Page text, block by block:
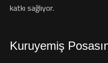
katkı sağlıyor.
Kuruyemiş